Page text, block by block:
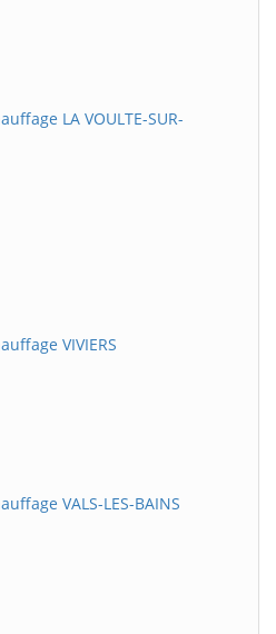
LA VOULTE-SUR-
VIVIERS
VALS-LES-BAINS